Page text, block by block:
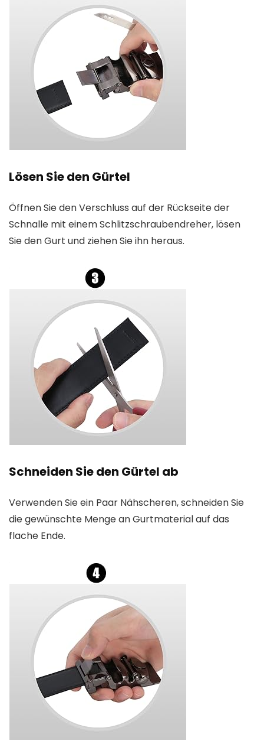
Lösen Sie den Gürtel
Öffnen Sie den Verschluss auf der Rückseite der
Schnalle mit einem Schlitzschraubendreher, lösen
Sie den Gurt und ziehen Sie ihn heraus.
Schneiden Sie den Gürtel ab
Verwenden Sie ein Paar Nähscheren, schneiden Sie
die gewünschte Menge an Gurtmaterial auf das
flache Ende.